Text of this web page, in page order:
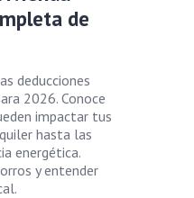
de
deducciones
2026. Conoce
impactar tus
hasta las
energética.
y entender